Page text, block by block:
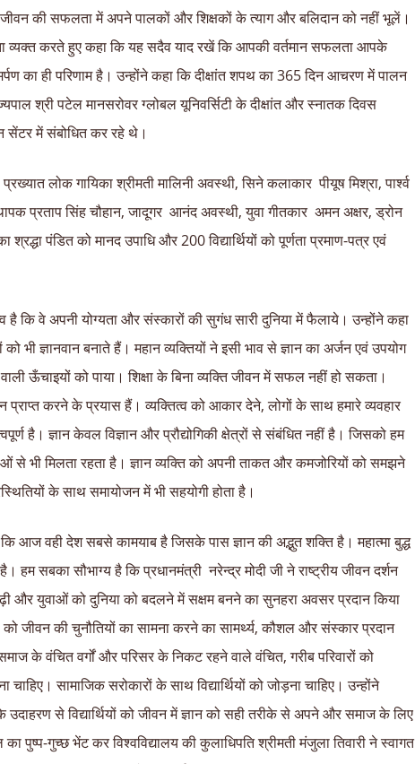
जीवन की सफलता में अपने पालकों और शिक्षकों के त्याग और बलिदान को नहीं भूलें।
व्यक्त करते हुए कहा कि यह सदैव याद रखें कि आपकी वर्तमान सफलता आपके
का ही परिणाम है। उन्होंने कहा कि दीक्षांत शपथ का 365 दिन आचरण में पालन
श्री पटेल मानसरोवर ग्लोबल यूनिवर्सिटी के दीक्षांत और स्नातक दिवस
सेंटर में संबोधित कर रहे थे।
लोक गायिका श्रीमती मालिनी अवस्थी, सिने कलाकार पीयूष मिश्रा, पार्श्व
प्रताप सिंह चौहान, जादूगर आनंद अवस्थी, युवा गीतकार अमन अक्षर, ड्रोन
पंडित को मानद उपाधि और 200 विद्यार्थियों को पूर्णता प्रमाण-पत्र एवं
है कि वे अपनी योग्यता और संस्कारों की सुगंध सारी दुनिया में फैलाये। उन्होंने कहा
भी ज्ञानवान बनाते हैं। महान व्यक्तियों ने इसी भाव से ज्ञान का अर्जन एवं उपयोग
ऊँचाइयों को पाया। शिक्षा के बिना व्यक्ति जीवन में सफल नहीं हो सकता।
करने के प्रयास हैं। व्यक्तित्व को आकार देने, लोगों के साथ हमारे व्यवहार
है। ज्ञान केवल विज्ञान और प्रौद्योगिकी क्षेत्रों से संबंधित नहीं है। जिसको हम
भी मिलता रहता है। ज्ञान व्यक्ति को अपनी ताकत और कमजोरियों को समझने
के साथ समायोजन में भी सहयोगी होता है।
आज वही देश सबसे कामयाब है जिसके पास ज्ञान की अद्भुत शक्ति है। महात्मा बुद्ध
हम सबका सौभाग्य है कि प्रधानमंत्री नरेन्द्र मोदी जी ने राष्ट्रीय जीवन दर्शन
पीढ़ी और युवाओं को दुनिया को बदलने में सक्षम बनने का सुनहरा अवसर प्रदान किया
को जीवन की चुनौतियों का सामना करने का सामर्थ्य, कौशल और संस्कार प्रदान
के वंचित वर्गों और परिसर के निकट रहने वाले वंचित, गरीब परिवारों को
सामाजिक सरोकारों के साथ विद्यार्थियों को जोड़ना चाहिए। उन्होंने
से विद्यार्थियों को जीवन में ज्ञान को सही तरीके से अपने और समाज के लिए
पुष्प-गुच्छ भेंट कर विश्वविद्यालय की कुलाधिपति श्रीमती मंजुला तिवारी ने स्वागत